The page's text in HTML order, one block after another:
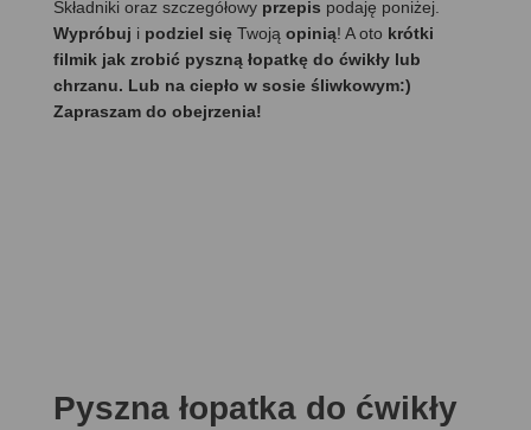
Składniki oraz szczegółowy przepis podaję poniżej.
Wypróbuj i podziel się Twoją opinią! A oto krótki
filmik jak zrobić pyszną łopatkę do ćwikły lub
chrzanu. Lub na ciepło w sosie śliwkowym:)
Zapraszam do obejrzenia!
Pyszna łopatka do ćwikły